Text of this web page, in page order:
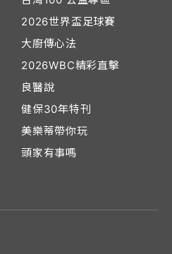
2026世界盃足球賽
大廚傳心法
2026WBC精彩直擊
良醫說
健保30年特刊
美樂蒂帶你玩
頭家有事嗎